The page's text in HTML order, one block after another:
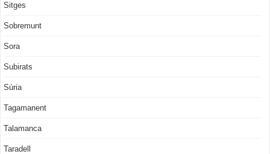
Sitges
Sobremunt
Sora
Subirats
Súria
Tagamanent
Talamanca
Taradell